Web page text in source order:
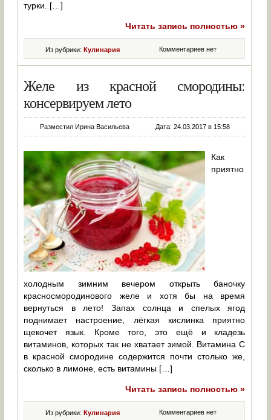
турки. […]
Читать запись полностью »
Комментариев нет
Из рубрики:Кулинария
Желе из красной смородины:
консервируем лето
Разместил Ирина Васильева Дата: 24.03.2017 в 15:58
Как
приятно
холодным зимним вечером открыть баночку
красносмородинового желе и хотя бы на время
вернуться в лето! Запах солнца и спелых ягод
поднимает настроение, лёгкая кислинка приятно
щекочет язык. Кроме того, это ещё и кладезь
витаминов, которых так не хватает зимой. Витамина С
в красной смородине содержится почти столько же,
сколько в лимоне, есть витамины […]
Читать запись полностью »
Комментариев нет
Из рубрики:Кулинария